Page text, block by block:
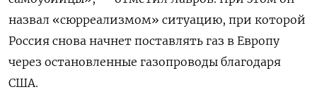
назвал «сюрреализмом» ситуацию, при которой
Россия снова начнет поставлять газ в Европу
через остановленные газопроводы благодаря
США.